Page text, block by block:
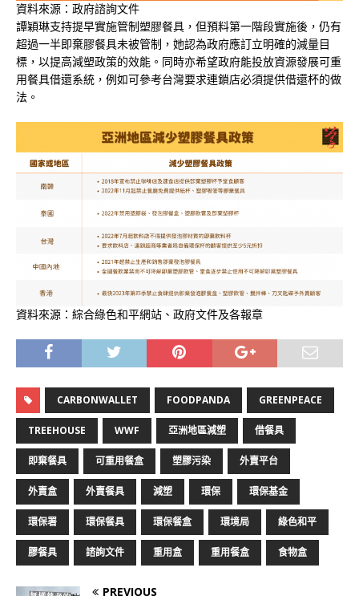
資料來源：政府諮詢文件
譚穎琳支持提早實施管制塑膠餐具，但預料第一階段實施後，仍有
超過一半即棄膠餐具未被管制，她認為政府應訂立明確的減量目
標，以提高減塑政策的效能。同時亦希望政府能投放資源發展可重
用餐具借還系統，例如可參考台灣要求連鎖店必須提供借還杯的做
法。
資料來源：綜合綠色和平網站、政府文件及各報章
CARBONWALLET FOODPANDA GREENPEACE
TREEHOUSE WWF 亞洲地區減塑 借餐具
即棄餐具 可重用餐盒 塑膠污染 外賣平台
外賣盒 外賣餐具 減塑 環保 環保基金
環保署 環保餐具 環保餐盒 環境局 綠色和平
膠餐具 諮詢文件 重用盒 重用餐盒 食物盒
PREVIOUS